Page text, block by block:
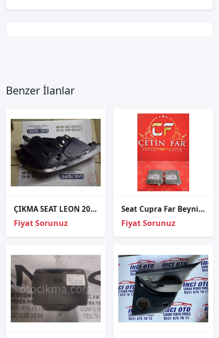
Benzer İlanlar
ÇIKMA SEAT LEON 2016-2020 LED SAĞ SOL FAR 5F1941008G
Fiyat Sorunuz
Seat Cupra Far Beyni̇ Sıfır
Fiyat Sorunuz